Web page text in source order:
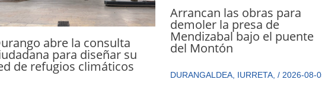
abre la consulta
para diseñar su
de refugios climáticos
Arrancan las obras para
demoler la presa de
Mendizabal bajo el puente
del Montón
DURANGALDEA, IURRETA, / 2026-08-